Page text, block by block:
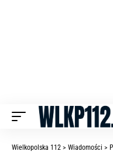
Wielkopolska 112 > Wiadomości >